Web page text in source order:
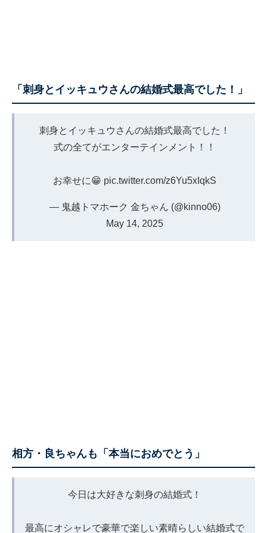
「刺身とイッキュウさんの結婚式最高でした！」
刺身とイッキュウさんの結婚式最高でした！
式の全てがエンターテインメント！！
お幸せに😁 pic.twitter.com/z6Yu5xIqkS
— 鬼越トマホーク 金ちゃん (@kinno06)
May 14, 2025
相方・良ちゃんも「本当におめでとう」
今日は大好きな刺身の結婚式！
最高にオシャレで豪華で楽しい素晴らしい結婚式で